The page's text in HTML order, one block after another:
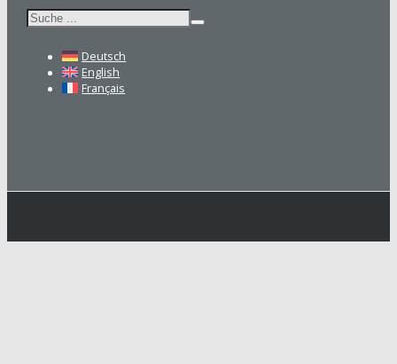
Suchen
Deutsch
English
Français